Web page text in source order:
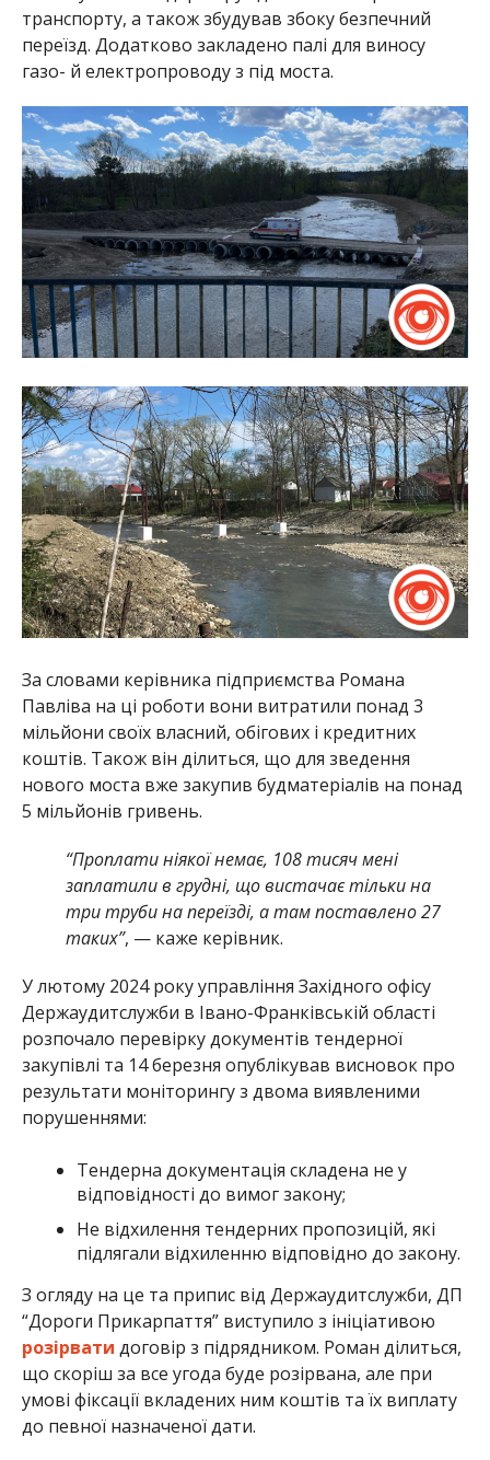
транспорту, а також збудував збоку безпечний
переїзд. Додатково закладено палі для виносу
газо- й електропроводу з під моста.
За словами керівника підприємства Романа
Павліва на ці роботи вони витратили понад 3
мільйони своїх власний, обігових і кредитних
коштів. Також він ділиться, що для зведення
нового моста вже закупив будматеріалів на понад
5 мільйонів гривень.
“Проплати ніякої немає, 108 тисяч мені
заплатили в грудні, що вистачає тільки на
три труби на переїзді, а там поставлено 27
таких”, — каже керівник.
У лютому 2024 року управління Західного офісу
Держаудитслужби в Івано-Франківській області
розпочало перевірку документів тендерної
закупівлі та 14 березня опублікував висновок про
результати моніторингу з двома виявленими
порушеннями:
Тендерна документація складена не у
відповідності до вимог закону;
Не відхилення тендерних пропозицій, які
підлягали відхиленню відповідно до закону.
З огляду на це та припис від Держаудитслужби, ДП
“Дороги Прикарпаття” виступило з ініціативою
розірвати договір з підрядником. Роман ділиться,
що скоріш за все угода буде розірвана, але при
умові фіксації вкладених ним коштів та їх виплату
до певної назначеної дати.